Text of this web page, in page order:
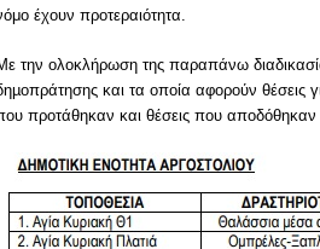
έχουν προτεραιότητα.
την ολοκλήρωση της παραπάνω
και τα οποία αφορούν θέσεις
προτάθηκαν και θέσεις που